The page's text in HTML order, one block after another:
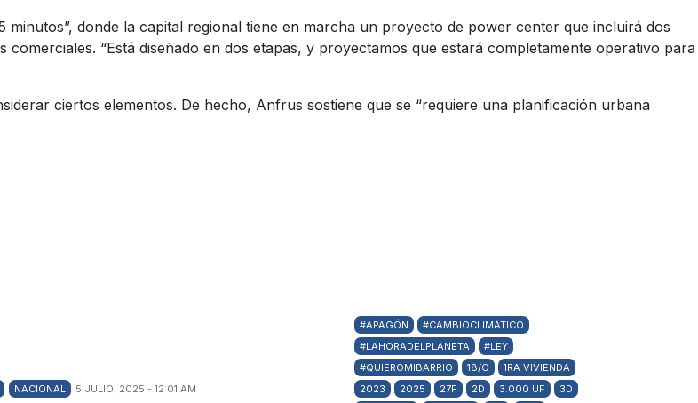
minutos”, donde la capital regional tiene en marcha un proyecto de power center que incluirá dos
“Está diseñado en dos etapas, y proyectamos que estará completamente operativo para
ciertos elementos. De hecho, Anfrus sostiene que se “requiere una planificación urbana
NACIONAL 5 JULIO, 2025 - 12:01 AM
#APAGÓN
#CAMBIOCLIMÁTICO
#LAHORADELPLANETA
#LEY
#QUIEROMIBARRIO
18/O
1RA VIVIENDA
2023
2025 27F 2D 3.000 UF
3D